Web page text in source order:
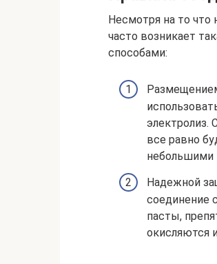
Несмотря на то
часто возникает
способами:
электролиз.
все равно
небольшими
Надежной
соединение
пасты,
окисляются